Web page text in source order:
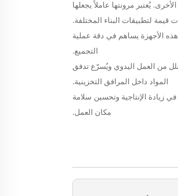
يُعتبر مرونتها عاملاً يجعلها
قيمة لتطبيقات البناء المختلفة.
هذه الأجهزة يساهم في دقة عملية
التجميع.
من العمل اليدوي ويُسرّع تدفق
المواد داخل المرافق التخزينية.
زيادة الإنتاجية وتحسين سلامة
مكان العمل.